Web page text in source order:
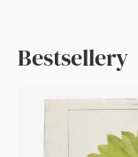
Bestsellery